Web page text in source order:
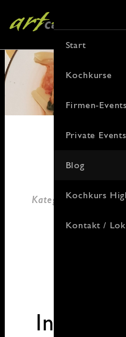
Kategorie: Aus dem
In 15
Start
Kochkurse
Firmen-Events
Private Events
Blog
Kochkurs
Kontakt /